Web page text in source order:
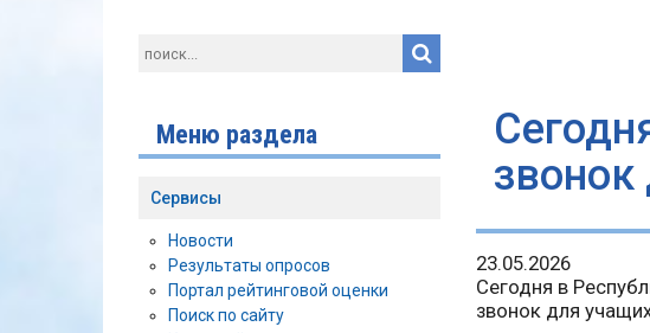
звонок
23.05.2026
Сегодня в
звонок для
Меню раздела
Сервисы
Новости
Результаты опросов
Портал рейтинговой оценки
Поиск по сайту